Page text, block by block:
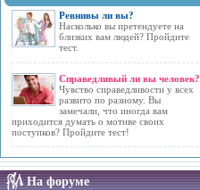
Ревнивы ли вы?
Насколько вы претендуете на
близких вам людей? Пройдите
тест.
Справедливый ли вы человек?
Чувство справедливости у всех
развито по разному. Вы
замечали, что иногда вам
приходится думать о мотиве своих
поступков? Пройдите тест!
На форуме